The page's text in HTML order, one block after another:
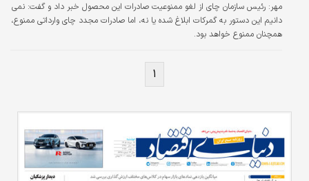
مهر: رئیس سازمان چای از لغو ممنوعیت صادرات این محصول خبر داد و گفت: نمی
دانیم این دستور به گمرکات ابلاغ شده یا نه، اما صادرات مجدد چای وارداتی ممنوع،
همچنان ممنوع خواهد بود.
۱